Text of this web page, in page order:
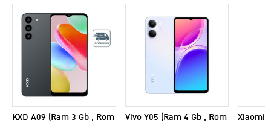
KXD A09 (Ram 3 Gb , Rom
Vivo Y05 (Ram 4 Gb , Rom
Xiaomi